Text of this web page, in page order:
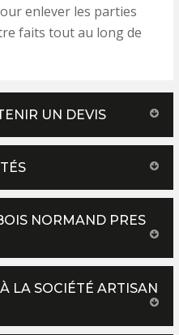
enlever les parties
faits tout au long de
UN DEVIS
NORMAND PRES
LA SOCIÉTÉ ARTISAN